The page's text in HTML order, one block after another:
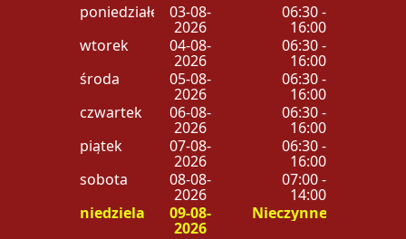
poniedziałek 03-08-
2026
06:30 -
16:00
wtorek
04-08-
2026
06:30 -
16:00
środa
05-08-
2026
06:30 -
16:00
czwartek
06-08-
2026
06:30 -
16:00
piątek
07-08-
2026
06:30 -
16:00
sobota
08-08-
2026
07:00 -
14:00
niedziela
09-08-
2026
Nieczynne